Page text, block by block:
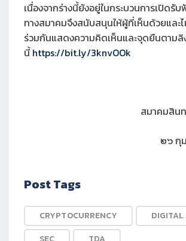
เนื่องจากร่างนี้ยังอยู่ในกระบวนการเปิดรั
ทางสมาคมจึงสนับสนุนให้ผู้ที่เห็นด้วยและ
ร่วมกันแสดงความคิดเห็นและจุดยืนตามลิ
นี้https://bit.ly/3knvOOk
สมาคมสิน
๒๖ กุม
Post Tags
CRYPTOCURRENCY
DIGITAL